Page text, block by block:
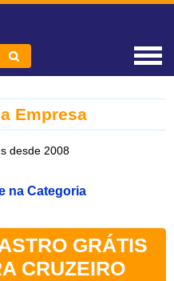
Empresa
desde 2008
na Categoria
GRÁTIS
CRUZEIRO